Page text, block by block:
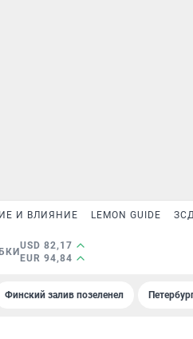
И ВЛИЯНИЕ LEMON GUIDE
USD 82,17
EUR 94,84
Финский залив позеленел